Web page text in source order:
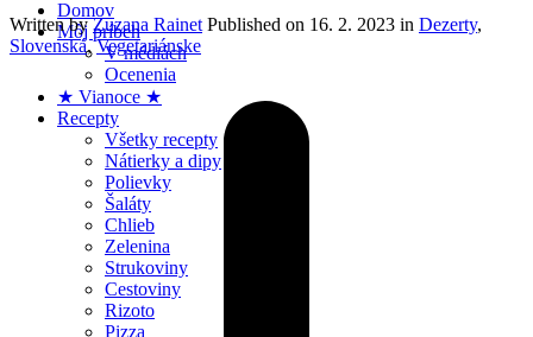
Domov
Môj príbeh
V médiách
Ocenenia
★ Vianoce ★
Recepty
Všetky recepty
Nátierky a dipy
Polievky
Šaláty
Chlieb
Zelenina
Strukoviny
Cestoviny
Rizoto
Pizza
Written byZuzana Rainet Published on 16. 2. 2023 in Dezerty,
Slovenská,Vegetariánske